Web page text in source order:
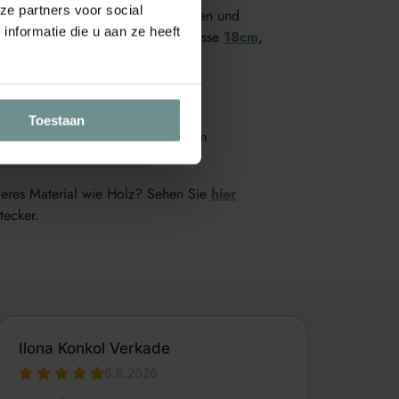
partners voor social
die u aan ze heeft
Toestaan
für umweltbewusste Gärtnerinnen und
Pflanzschild ist auch in der Grösse 18cm,
Saatgut beschriften, Beet im
Material wie Holz? Sehen Sie hier